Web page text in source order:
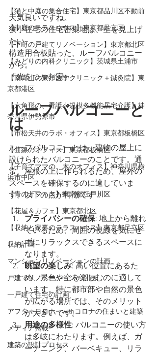
【猫と中庭の集合住宅】東京都品川区不動前
【中庭のテラスハウス】東京都足立区
【下町の戸建てリノベーション】東京都北区
【みどりの内科クリニック】茨城県土浦市
【​南青山の東洋医学クリニック＋鍼灸院】東
京都港区
【六角形の、看護小規模多機能居宅介護】神
奈川県伊勢原市
【市松天井のラボ・オフィス】東京都板橋区
【曲線のオフィス】東京都板橋区
【子育てママの、木のオフィス】神奈川県横
浜市中区
【青のオフィス】東京都江戸川区
【花屋＆カフェ】東京都北区
【収納と家事のテラスハウス】東京都足立区
収納計画
マンションリノベーションの計画
戸建てリノベーションの計画
一戸建て住宅の計画
アフターコロナ・withコロナの住まいと建築
メディア掲載
建築の設計プロセス
天気良いですね。
狭小住宅の住宅密集地は、空を見上げ
たい。
構造用合板貼った、ルーフバルコニー
から。
「光をつかむ家」
ルーフバルコニーと
は
ルーフバルコニーとは、建物の屋上に
設けられたバルコニーのことです。通
常、屋根の上に作られるため、屋外の
スペースを確保するのに適していま
す。以下の点が特徴です：
プライバシーの確保: 地上から離れ
ているため、周囲の視線を気にせ
ずにリラックスできるスペースに
なります。
眺望の楽しみ: 高い位置にあるた
め、景色や空を楽しむのに適して
います。特に都市部や自然の景色
が広がる場所では、そのメリット
が大きいです。
用途の多様性: バルコニーの使い方
は多岐にわたります。例えば、ガ
ーデニング、バーベキュー、リラ